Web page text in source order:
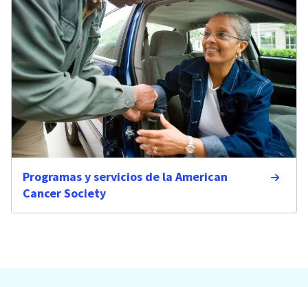
Programas y servicios de la American
Cancer Society